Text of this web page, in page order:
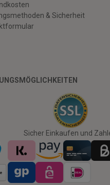
& Sicherheit
Sicher Einkaufen und
Twitter Youtube